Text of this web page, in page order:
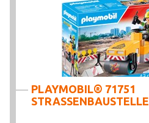
PLAYMOBIL® 71751
STRASSENBAUSTELLE